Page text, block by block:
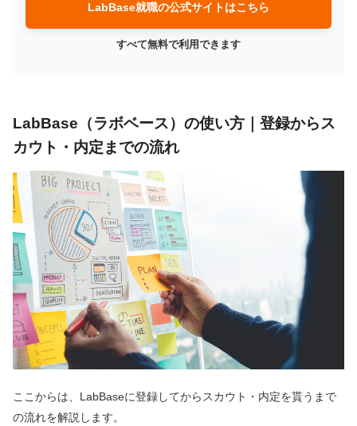
LabBase就職の公式サイトはこちら
すべて無料で利用できます
LabBase（ラボベース）の使い方｜登録からス
カウト・内定までの流れ
ここからは、LabBaseに登録してからスカウト・内定を貰うまで
の流れを解説します。